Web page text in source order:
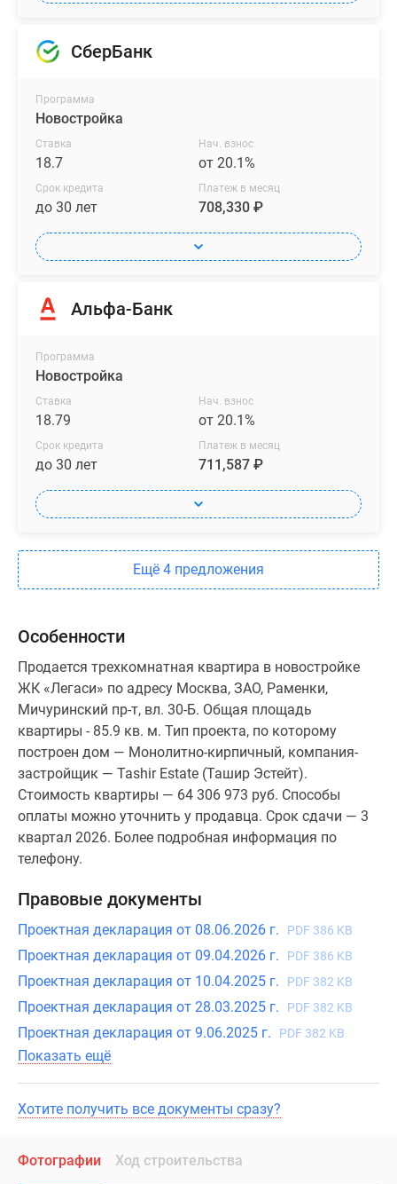
СберБанк
Программа
Новостройка
Ставка
18.7
Нач. взнос
от 20.1%
Срок кредита
до 30 лет
Платеж в месяц
708,330 ₽
Альфа-Банк
Программа
Новостройка
Ставка
18.79
Нач. взнос
от 20.1%
Срок кредита
до 30 лет
Платеж в месяц
711,587 ₽
Ещё 4 предложения
Особенности
Продается трехкомнатная квартира в новостройке
ЖК «Легаси» по адресу Москва, ЗАО, Раменки,
Мичуринский пр-т, вл. 30-Б. Общая площадь
квартиры - 85.9 кв. м. Тип проекта, по которому
построен дом — Монолитно-кирпичный, компания-
застройщик — Tashir Estate (Ташир Эстейт).
Стоимость квартиры — 64 306 973 руб. Способы
оплаты можно уточнить у продавца. Срок сдачи — 3
квартал 2026. Более подробная информация по
телефону.
Правовые документы
Проектная декларация от 08.06.2026 г. PDF 386 KB
Проектная декларация от 09.04.2026 г. PDF 386 KB
Проектная декларация от 10.04.2025 г. PDF 382 KB
Проектная декларация от 28.03.2025 г. PDF 382 KB
Проектная декларация от 9.06.2025 г. PDF 382 KB
Показать ещё
Хотите получить все документы сразу?
Фотографии Ход строительства